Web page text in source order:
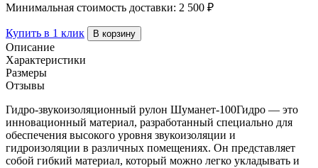
Минимальная стоимость доставки: 2 500 ₽
Купить в 1 клик В корзину
Описание
Характеристики
Размеры
Отзывы
Гидро-звукоизоляционный рулон Шуманет-100Гидро — это
инновационный материал, разработанный специально для
обеспечения высокого уровня звукоизоляции и
гидроизоляции в различных помещениях. Он представляет
собой гибкий материал, который можно легко укладывать и